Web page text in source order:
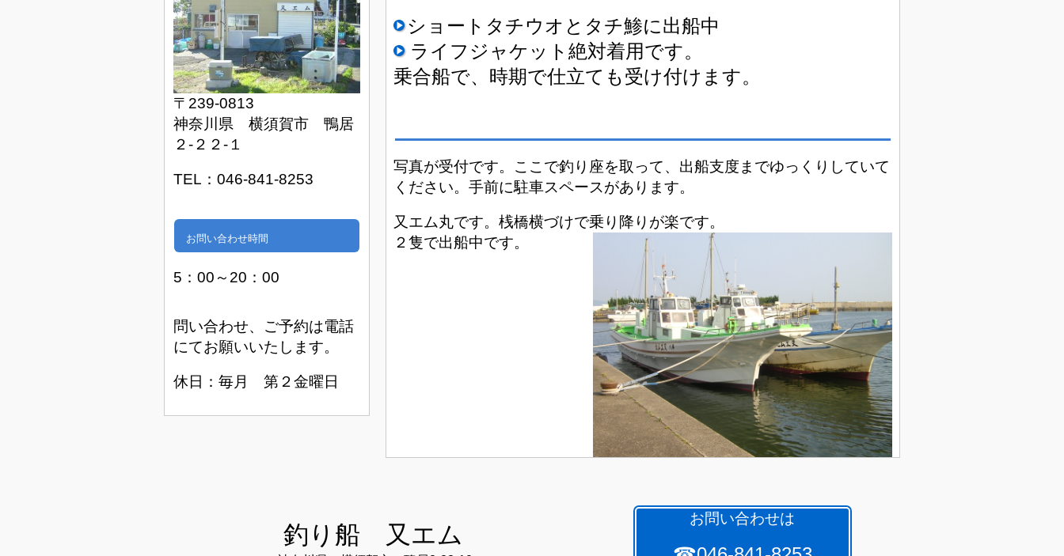
〒239-0813
神奈川県 横須賀市 鴨居
２-２２-１
TEL：046-841-8253
お問い合わせ時間
5：00～20：00
問い合わせ、ご予約は電話
にてお願いいたします。
休日：毎月 第２金曜日
ショートタチウオとタチ鯵に出船中
ライフジャケット絶対着用です。
乗合船で、時期で仕立ても受け付けます。
写真が受付です。ここで釣り座を取って、出船支度までゆっくりしていて
ください。 手前に駐車スペースがあります。
又エム丸です。桟橋横づけで乗り降りが楽です。
２隻で出船中です。
釣り船 又エム
お問い合わせは